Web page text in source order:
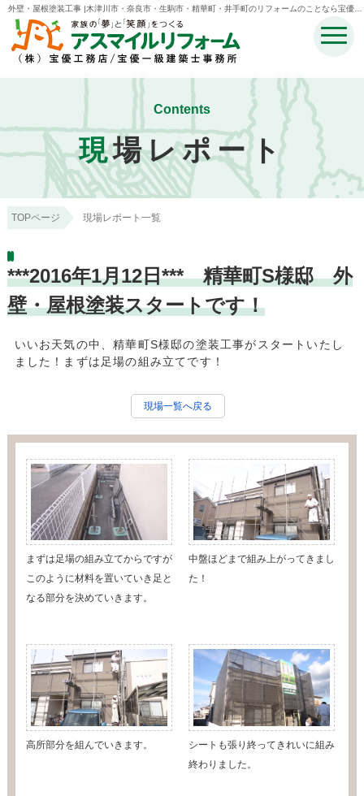
外壁・屋根塗装工事 |木津川市・奈良市・生駒市・精華町・井手町のリフォームのことなら宝優工
務店アスマイルリフォーム
Contents
現場レポート
TOPページ 現場レポート一覧
***2016年1月12日*** 精華町S様邸 外
壁・屋根塗装スタートです！
いいお天気の中、精華町S様邸の塗装工事がスタートいたし
ました！まずは足場の組み立てです！
現場一覧へ戻る
まずは足場の組み立てからですが
このように材料を置いていき足と
なる部分を決めていきます。
中盤ほどまで組み上がってきまし
た！
高所部分を組んでいきます。
シートも張り終ってきれいに組み
終わりました。